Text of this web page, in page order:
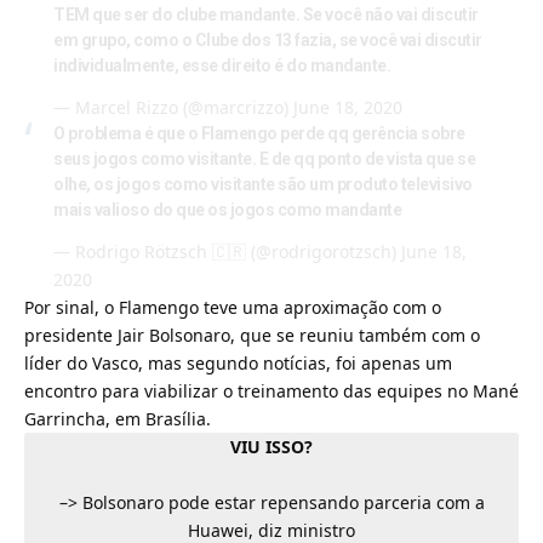
TEM que ser do clube mandante. Se você não vai discutir
em grupo, como o Clube dos 13 fazia, se você vai discutir
individualmente, esse direito é do mandante.
— Marcel Rizzo (@marcrizzo) June 18, 2020
O problema é que o Flamengo perde qq gerência sobre
seus jogos como visitante. E de qq ponto de vista que se
olhe, os jogos como visitante são um produto televisivo
mais valioso do que os jogos como mandante
— Rodrigo Rötzsch 🇨🇷 (@rodrigorotzsch)
June 18,
2020
Por sinal, o Flamengo teve uma aproximação com o
presidente Jair Bolsonaro, que se reuniu também com o
líder do Vasco, mas segundo notícias, foi apenas um
encontro para viabilizar o treinamento das equipes no Mané
Garrincha, em Brasília.
VIU ISSO?
–> Bolsonaro pode estar repensando parceria com a
Huawei, diz ministro